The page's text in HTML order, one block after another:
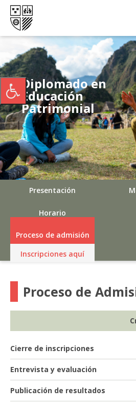
Diplomado en
Educación
Patrimonial
Presentación
Horario
Proceso de admisión
Inscripciones aquí
Proceso de
Cierre de inscripciones
Entrevista y evaluación
Publicación de resultados